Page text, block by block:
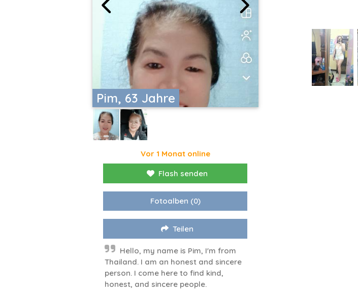
Pim, 63 Jahre
Vor 1 Monat online
Flash senden
Fotoalben (0)
Teilen
Hello, my name is Pim, I'm from
Thailand. I am an honest and sincere
person. I come here to find kind,
honest, and sincere people.